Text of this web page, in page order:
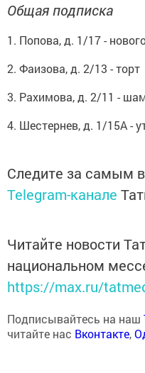
Общая подписка
1. Попова, д. 1/17 -
2. Фаизова, д. 2/13 - торт
3. Рахимова, д. 2/11 -
4. Шестернев, д. 1/15А -
Следите за самым
Telegram-канале
Читайте новости
национальном
https://max.ru/
Подписывайтесь на наш
читайте нас Вконтакте,